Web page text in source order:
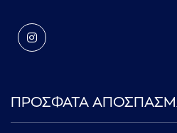
ΠΡΟΣΦΑΤΑ